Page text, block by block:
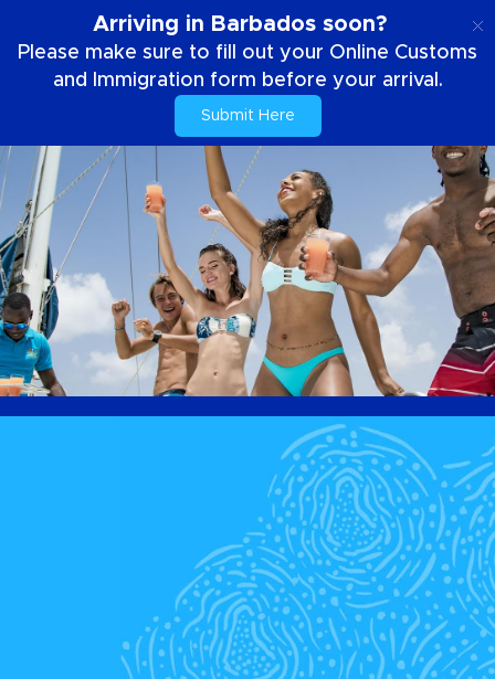
Arriving in Barbados soon?
Please make sure to fill out your Online Customs
and Immigration form before your arrival.
Submit Here